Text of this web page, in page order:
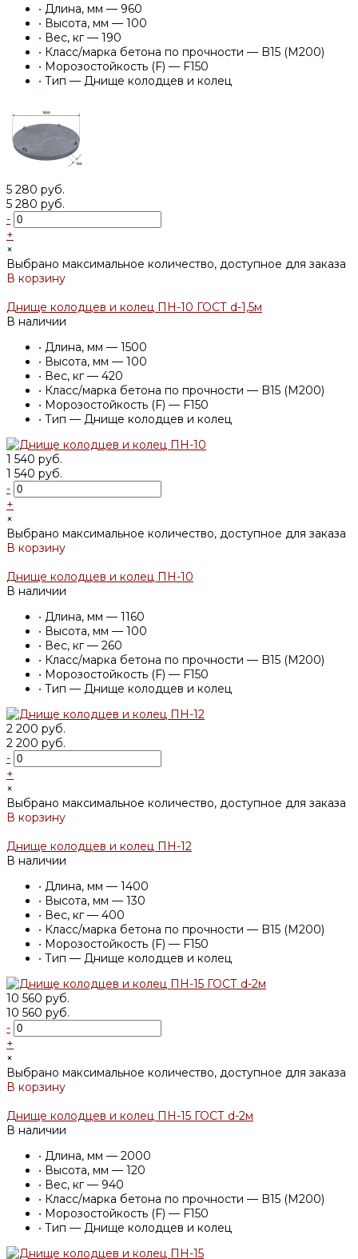
• Длина, мм — 960
• Высота, мм — 100
• Вес, кг — 190
• Класс/марка бетона по прочности — B15 (M200)
• Морозостойкость (F) — F150
• Тип — Днище колодцев и колец
5 280 руб.
5 280 руб.
-
+
×
Выбрано максимальное количество, доступное для заказа
В корзину
Днище колодцев и колец ПН-10 ГОСТ d-1,5м
В наличии
• Длина, мм — 1500
• Высота, мм — 100
• Вес, кг — 420
• Класс/марка бетона по прочности — B15 (M200)
• Морозостойкость (F) — F150
• Тип — Днище колодцев и колец
1 540 руб.
1 540 руб.
-
+
×
Выбрано максимальное количество, доступное для заказа
В корзину
Днище колодцев и колец ПН-10
В наличии
• Длина, мм — 1160
• Высота, мм — 100
• Вес, кг — 260
• Класс/марка бетона по прочности — B15 (M200)
• Морозостойкость (F) — F150
• Тип — Днище колодцев и колец
2 200 руб.
2 200 руб.
-
+
×
Выбрано максимальное количество, доступное для заказа
В корзину
Днище колодцев и колец ПН-12
В наличии
• Длина, мм — 1400
• Высота, мм — 130
• Вес, кг — 400
• Класс/марка бетона по прочности — B15 (M200)
• Морозостойкость (F) — F150
• Тип — Днище колодцев и колец
10 560 руб.
10 560 руб.
-
+
×
Выбрано максимальное количество, доступное для заказа
В корзину
Днище колодцев и колец ПН-15 ГОСТ d-2м
В наличии
• Длина, мм — 2000
• Высота, мм — 120
• Вес, кг — 940
• Класс/марка бетона по прочности — B15 (M200)
• Морозостойкость (F) — F150
• Тип — Днище колодцев и колец